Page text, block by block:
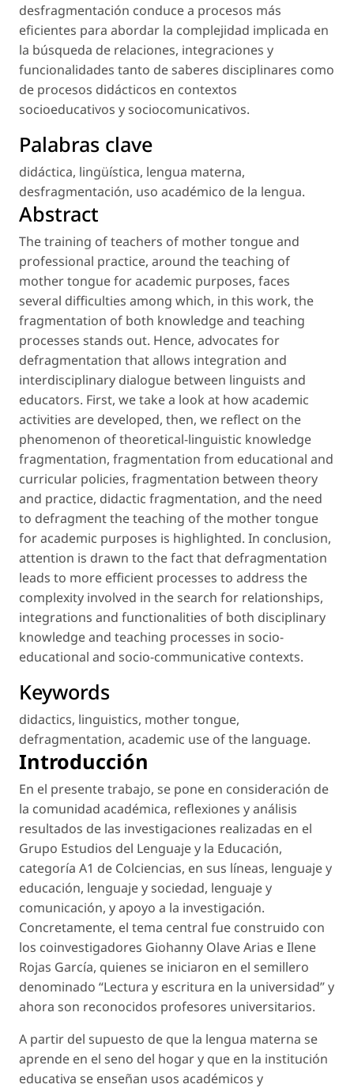
desfragmentación conduce a procesos más
eficientes para abordar la complejidad implicada en
la búsqueda de relaciones, integraciones y
funcionalidades tanto de saberes disciplinares como
de procesos didácticos en contextos
socioeducativos y sociocomunicativos.
Palabras clave
didáctica, lingüística, lengua materna,
desfragmentación, uso académico de la lengua.
Abstract
The training of teachers of mother tongue and
professional practice, around the teaching of
mother tongue for academic purposes, faces
several difficulties among which, in this work, the
fragmentation of both knowledge and teaching
processes stands out. Hence, advocates for
defragmentation that allows integration and
interdisciplinary dialogue between linguists and
educators. First, we take a look at how academic
activities are developed, then, we reflect on the
phenomenon of theoretical-linguistic knowledge
fragmentation, fragmentation from educational and
curricular policies, fragmentation between theory
and practice, didactic fragmentation, and the need
to defragment the teaching of the mother tongue
for academic purposes is highlighted. In conclusion,
attention is drawn to the fact that defragmentation
leads to more efficient processes to address the
complexity involved in the search for relationships,
integrations and functionalities of both disciplinary
knowledge and teaching processes in socio-
educational and socio-communicative contexts.
Keywords
didactics, linguistics, mother tongue,
defragmentation, academic use of the language.
Introducción
En el presente trabajo, se pone en consideración de
la comunidad académica, reflexiones y análisis
resultados de las investigaciones realizadas en el
Grupo Estudios del Lenguaje y la Educación,
categoría A1 de Colciencias, en sus líneas, lenguaje y
educación, lenguaje y sociedad, lenguaje y
comunicación, y apoyo a la investigación.
Concretamente, el tema central fue construido con
los coinvestigadores Giohanny Olave Arias e Ilene
Rojas García, quienes se iniciaron en el semillero
denominado “Lectura y escritura en la universidad” y
ahora son reconocidos profesores universitarios.
A partir del supuesto de que la lengua materna se
aprende en el seno del hogar y que en la institución
educativa se enseñan usos académicos y